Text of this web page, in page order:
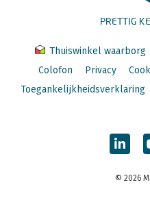
PRETTIG
Thuiswinkel waarborg
Colofon
Privacy
Toegankelijkheidsverklaring
© 2026